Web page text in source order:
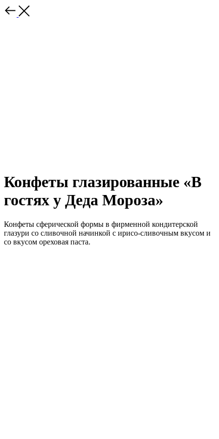
Конфеты глазированные «В
гостях у Деда Мороза»
Конфеты сферической формы в фирменной кондитерской
глазури со сливочной начинкой с ирисо-сливочным вкусом и
со вкусом ореховая паста.